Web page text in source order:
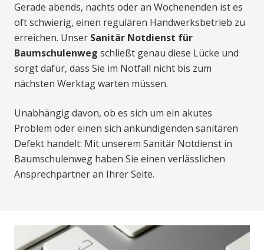
Gerade abends, nachts oder an Wochenenden ist es
oft schwierig, einen regulären Handwerksbetrieb zu
erreichen. Unser Sanitär Notdienst für
Baumschulenweg schließt genau diese Lücke und
sorgt dafür, dass Sie im Notfall nicht bis zum
nächsten Werktag warten müssen.
Unabhängig davon, ob es sich um ein akutes
Problem oder einen sich ankündigenden sanitären
Defekt handelt: Mit unserem Sanitär Notdienst in
Baumschulenweg haben Sie einen verlässlichen
Ansprechpartner an Ihrer Seite.